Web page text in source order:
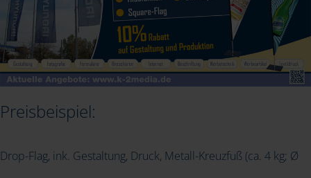
Preisbeispiel:
Drop-Flag, ink. Gestaltung, Druck, Metall-Kreuzfuß (ca. 4 kg; Ø